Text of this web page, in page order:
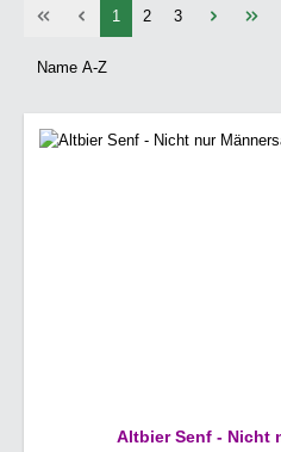
Seite
1 Seite
2 Seite
3
Altbier Senf - Nicht